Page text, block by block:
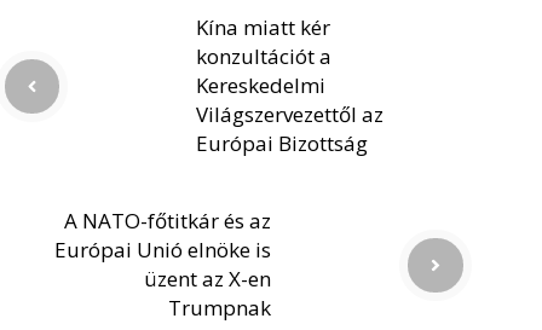
Kína miatt kér
konzultációt a
Kereskedelmi
Világszervezettől az
Európai Bizottság
A NATO-főtitkár és az
Európai Unió elnöke is
üzent az X-en
Trumpnak